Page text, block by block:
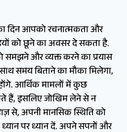
आपको रचनात्मकता और
को छूने का अवसर दे सकता है.
और व्यक्त करने का प्रयास
समय बिताने का मौका मिलेगा,
आर्थिक मामलों में कुछ
हैं, इसलिए जोखिम लेने से न
से, अपनी मानसिक स्थिति को
पर ध्यान दें. अपने सपनों और